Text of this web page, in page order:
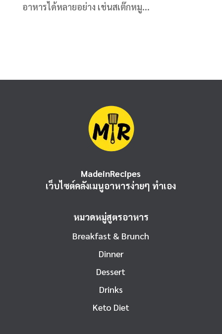
อาหารได้หลายอย่าง เช่นสเต๊กหมู...
MadeinRecipes
เว็บไซต์คลังเมนูอาหารง่ายๆ ทำเอง
หมวดหมู่สูตรอาหาร
Breakfast & Brunch
Dinner
Dessert
Drinks
Keto Diet